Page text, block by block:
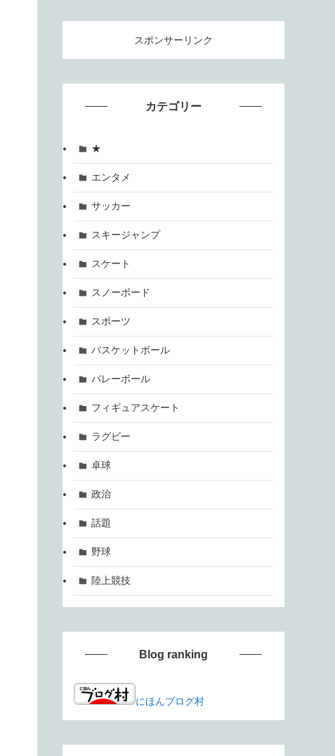
スポンサーリンク
カテゴリー
★
エンタメ
サッカー
スキージャンプ
スケート
スノーボード
スポーツ
バスケットボール
バレーボール
フィギュアスケート
ラグビー
卓球
政治
話題
野球
陸上競技
Blog ranking
にほんブログ村